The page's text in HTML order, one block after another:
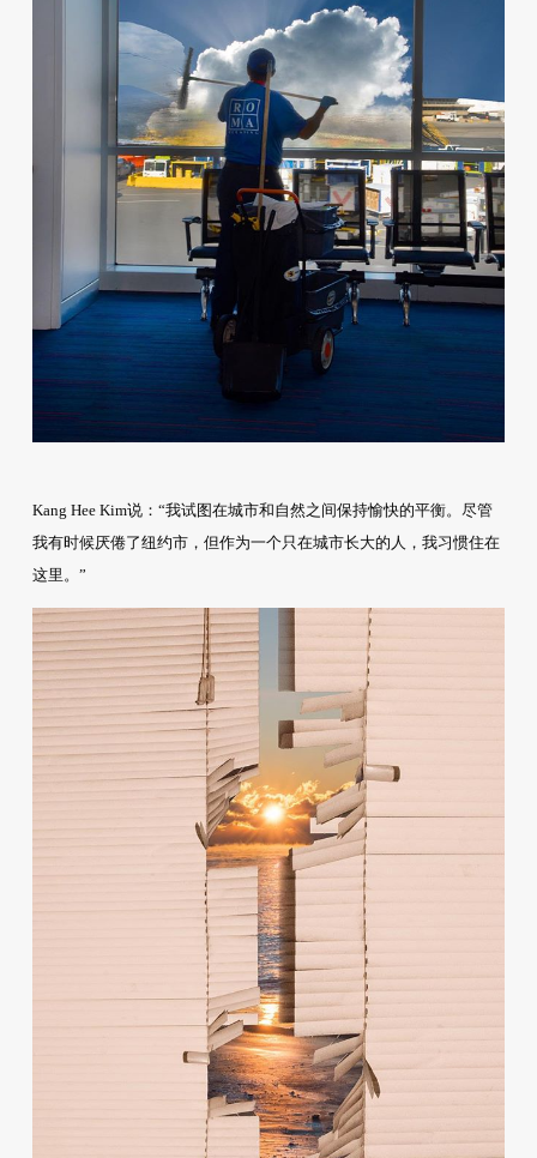
Kang Hee Kim说：“我试图在城市和自然之间保持愉快的平衡。尽管
我有时候厌倦了纽约市，但作为一个只在城市长大的人，我习惯住在
这里。”